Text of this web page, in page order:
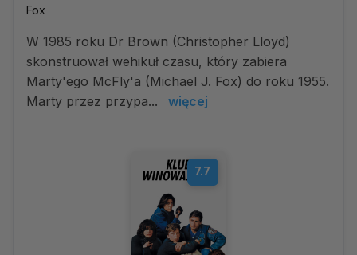
Fox
W 1985 roku Dr Brown (Christopher Lloyd)
skonstruował wehikuł czasu, który zabiera
Marty'ego McFly'a (Michael J. Fox) do roku 1955.
Marty przez przypa...
więcej
7.7